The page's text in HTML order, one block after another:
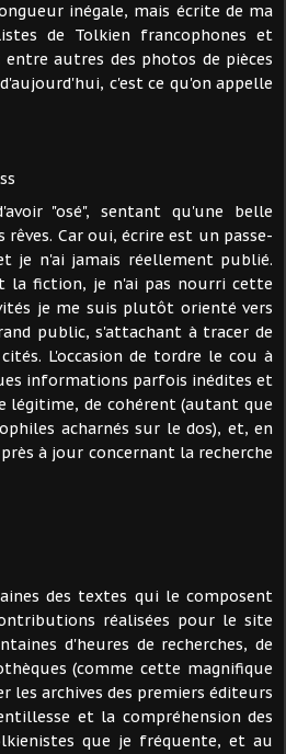
inégale, mais écrite de ma
de Tolkien francophones et
autres des photos de pièces
c'est ce qu'on appelle
"osé", sentant qu'une belle
Car oui, écrire est un passe-
je n'ai jamais réellement publié.
la fiction, je n'ai pas nourri cette
je me suis plutôt orienté vers
public, s'attachant à tracer de
L'occasion de tordre le cou à
informations parfois inédites et
légitime, de cohérent (autant que
acharnés sur le dos), et, en
à jour concernant la recherche
des textes qui le composent
réalisées pour le site
d'heures de recherches, de
(comme cette magnifique
les archives des premiers éditeurs
et la compréhension des
que je fréquente, et au